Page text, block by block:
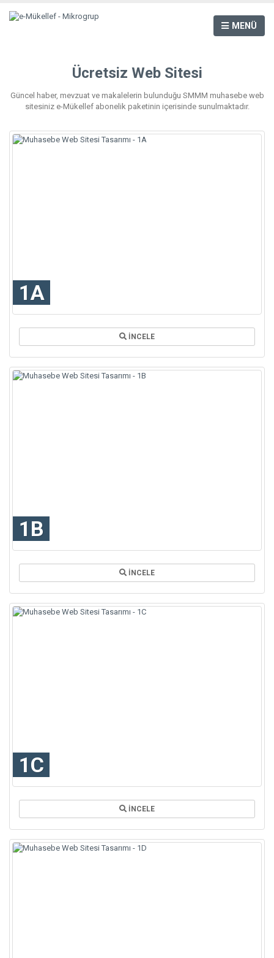
MENÜ
Ücretsiz Web Sitesi
Güncel haber, mevzuat ve makalelerin bulunduğu SMMM muhasebe web
sitesiniz e-Mükellef abonelik paketinin içerisinde sunulmaktadır.
1A
İNCELE
1B
İNCELE
1C
İNCELE